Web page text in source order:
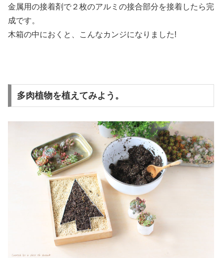
金属用の接着剤で２枚のアルミの接合部分を接着したら完
成です。
木箱の中におくと、こんなカンジになりました!
多肉植物を植えてみよう。